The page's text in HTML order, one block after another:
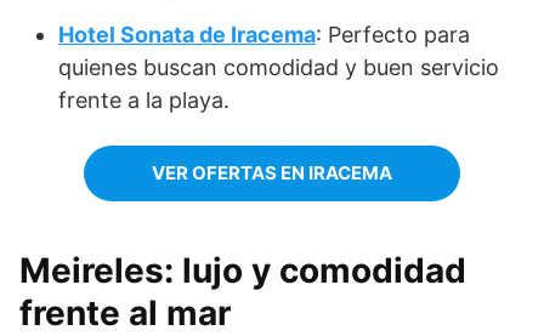
Hotel Sonata de Iracema: Perfecto para
quienes buscan comodidad y buen servicio
frente a la playa.
VER OFERTAS EN IRACEMA
Meireles: lujo y comodidad
frente al mar